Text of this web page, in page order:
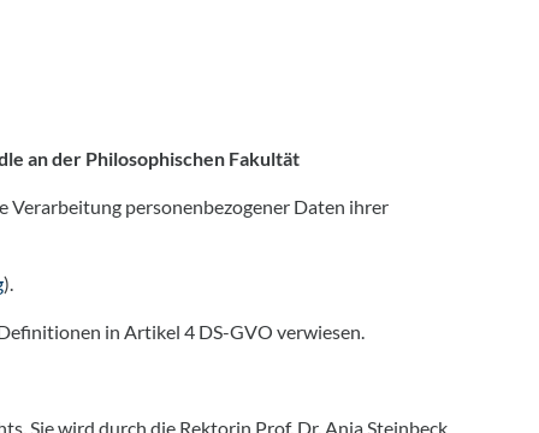
an der Philosophischen Fakultät
personenbezogener Daten ihrer
).
in Artikel 4 DS-GVO verwiesen.
Sie wird durch die Rektorin Prof. Dr. Anja Steinbeck